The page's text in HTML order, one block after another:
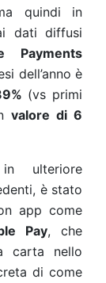
quindi in
dati diffusi
Payments
dell’anno è
(vs primi
valore di 6
ulteriore
è stato
app come
Pay, che
carta nello
di come